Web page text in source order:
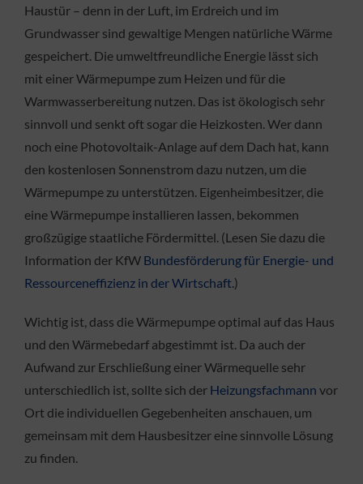
Haustür – denn in der Luft, im Erdreich und im
Grundwasser sind gewaltige Mengen natürliche Wärme
gespeichert. Die umweltfreundliche Energie lässt sich
mit einer Wärmepumpe zum Heizen und für die
Warmwasserbereitung nutzen. Das ist ökologisch sehr
sinnvoll und senkt oft sogar die Heizkosten. Wer dann
noch eine Photovoltaik-Anlage auf dem Dach hat, kann
den kostenlosen Sonnenstrom dazu nutzen, um die
Wärmepumpe zu unterstützen. Eigenheimbesitzer, die
eine Wärmepumpe installieren lassen, bekommen
großzügige staatliche Fördermittel. (Lesen Sie dazu die
Information der KfW Bundesförderung für Energie- und
Ressourceneffizienz in der Wirtschaft.)
Wichtig ist, dass die Wärmepumpe optimal auf das Haus
und den Wärmebedarf abgestimmt ist. Da auch der
Aufwand zur Erschließung einer Wärmequelle sehr
unterschiedlich ist, sollte sich der Heizungsfachmann vor
Ort die individuellen Gegebenheiten anschauen, um
gemeinsam mit dem Hausbesitzer eine sinnvolle Lösung
zu finden.